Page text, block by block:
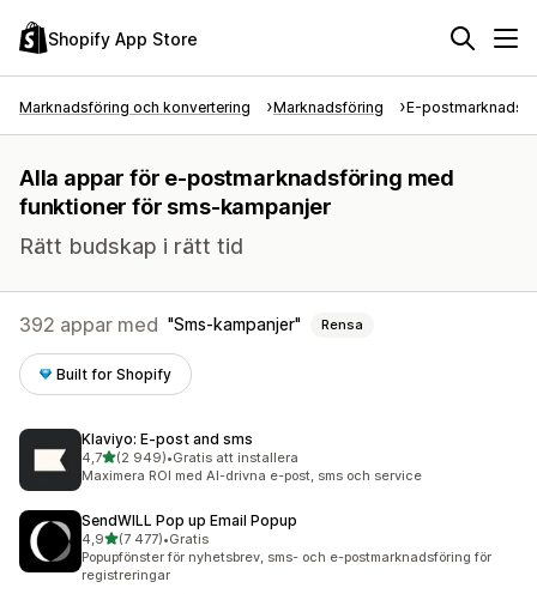
Shopify App Store
Marknadsföring och konvertering Marknadsföring E-
Alla appar för e-postmarknadsföring med
funktioner för sms-kampanjer
Rätt budskap i rätt tid
392 appar med Sms-kampanjer Rensa
Built for Shopify
Klaviyo: E‑post and sms
4,7av 5 stjärnor
(2 949)
2949 recensioner totalt
•Gratis att installera
Maximera ROI med AI-drivna e-post, sms och service
SendWILL Pop up Email Popup
4,9av 5 stjärnor
(7 477)
7477 recensioner totalt
•Gratis
Popupfönster för nyhetsbrev, sms- och e-postmarknadsföring för
registreringar